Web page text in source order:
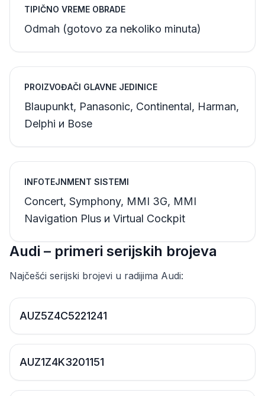
TIPIČNO VREME OBRADE
Odmah (gotovo za nekoliko minuta)
PROIZVOĐAČI GLAVNE JEDINICE
Blaupunkt, Panasonic, Continental, Harman,
Delphi и Bose
INFOTEJNMENT SISTEMI
Concert, Symphony, MMI 3G, MMI
Navigation Plus и Virtual Cockpit
Audi – primeri serijskih brojeva
Najčešći serijski brojevi u radijima Audi:
AUZ5Z4C5221241
AUZ1Z4K3201151